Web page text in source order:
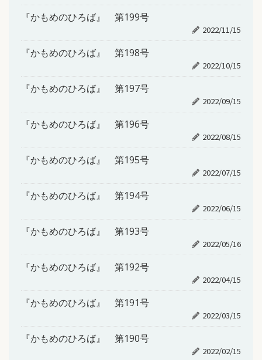
『かもめのひろば』 第199号
2022/11/15
『かもめのひろば』 第198号
2022/10/15
『かもめのひろば』 第197号
2022/09/15
『かもめのひろば』 第196号
2022/08/15
『かもめのひろば』 第195号
2022/07/15
『かもめのひろば』 第194号
2022/06/15
『かもめのひろば』 第193号
2022/05/16
『かもめのひろば』 第192号
2022/04/15
『かもめのひろば』 第191号
2022/03/15
『かもめのひろば』 第190号
2022/02/15